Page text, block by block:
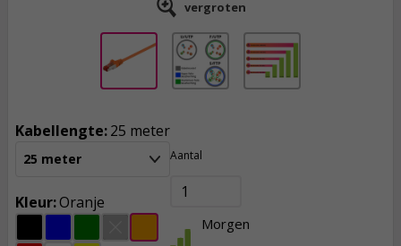
vergroten
Kabellengte:25 meter
25 meter
Kleur:Oranje
Aantal
Morgen